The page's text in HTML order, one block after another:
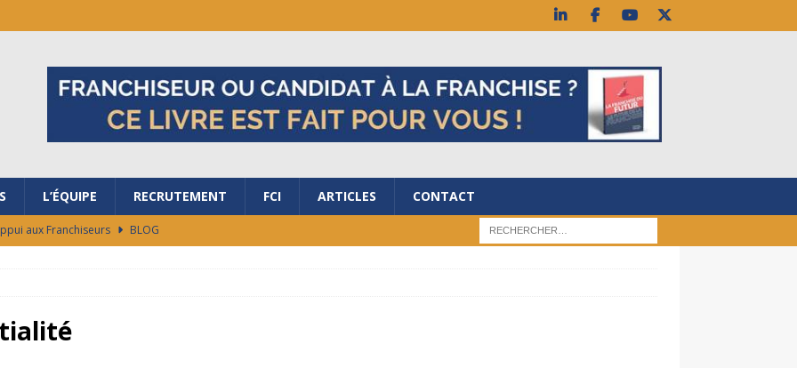
L’ÉQUIPE RECRUTEMENT FCI ARTICLES CONTACT
aux Franchiseurs
BLOG
de la Franchise à Bordeaux
RAISONS DE REJOINDRE LA FRANCHISE AG+ ÉNERGIES !